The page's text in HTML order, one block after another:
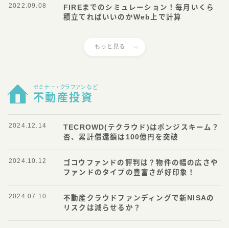
FIREまでのシミュレーション！毎月いくら
積立てればいいのかWeb上で計算
2022.09.08
もっと見る
セミナー・クラファンなど
不動産投資
TECROWD(テクラウド)はポンジスキーム？
否、累計償還額は100億円を突破
2024.12.14
ゴコウファンドの評判は？物件の幅の広さや
ファンドのタイプの豊富さが好印象！
2024.10.12
不動産クラウドファンディングで新NISAの
リスクは減らせるか？
2024.07.10